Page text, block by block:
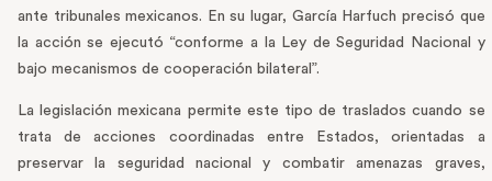
ante tribunales mexicanos. En su lugar, García Harfuch precisó que
la acción se ejecutó “conforme a la Ley de Seguridad Nacional y
bajo mecanismos de cooperación bilateral”.
La legislación mexicana permite este tipo de traslados cuando se
trata de acciones coordinadas entre Estados, orientadas a
preservar la seguridad nacional y combatir amenazas graves,